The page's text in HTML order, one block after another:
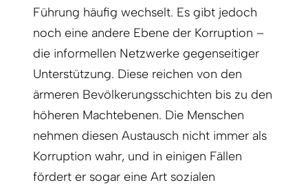
Führung häufig wechselt. Es gibt jedoch
noch eine andere Ebene der Korruption –
die informellen Netzwerke gegenseitiger
Unterstützung. Diese reichen von den
ärmeren Bevölkerungsschichten bis zu den
höheren Machtebenen. Die Menschen
nehmen diesen Austausch nicht immer als
Korruption wahr, und in einigen Fällen
fördert er sogar eine Art sozialen